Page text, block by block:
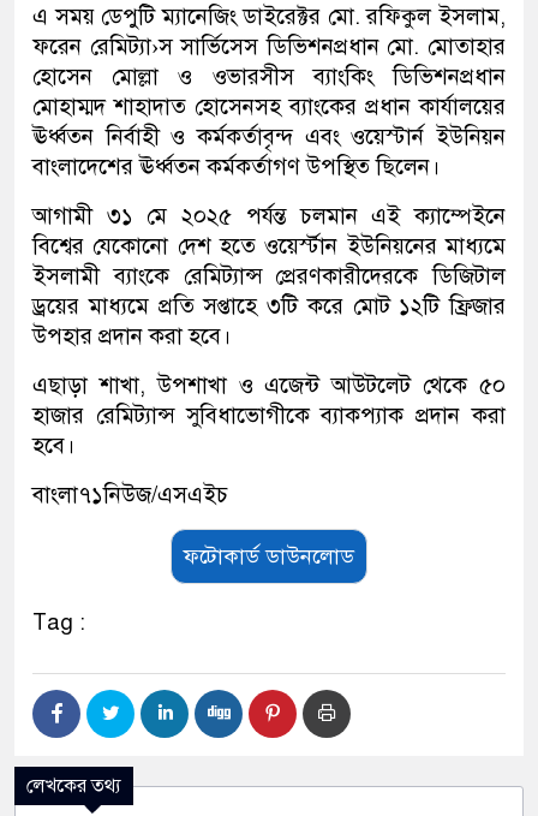
এ সময় ডেপুটি ম্যানেজিং ডাইরেক্টর মো. রফিকুল ইসলাম,
ফরেন রেমিট্যা›স সার্ভিসেস ডিভিশনপ্রধান মো. মোতাহার
হোসেন মোল্লা ও ওভারসীস ব্যাংকিং ডিভিশনপ্রধান
মোহাম্মদ শাহাদাত হোসেনসহ ব্যাংকের প্রধান কার্যালয়ের
ঊর্ধ্বতন নির্বাহী ও কর্মকর্তাবৃন্দ এবং ওয়েস্টার্ন ইউনিয়ন
বাংলাদেশের ঊর্ধ্বতন কর্মকর্তাগণ উপস্থিত ছিলেন।
আগামী ৩১ মে ২০২৫ পর্যন্ত চলমান এই ক্যাম্পেইনে
বিশ্বের যেকোনো দেশ হতে ওয়ের্স্টান ইউনিয়নের মাধ্যমে
ইসলামী ব্যাংকে রেমিট্যান্স প্রেরণকারীদেরকে ডিজিটাল
ড্রয়ের মাধ্যমে প্রতি সপ্তাহে ৩টি করে মোট ১২টি ফ্রিজার
উপহার প্রদান করা হবে।
এছাড়া শাখা, উপশাখা ও এজেন্ট আউটলেট থেকে ৫০
হাজার রেমিট্যান্স সুবিধাভোগীকে ব্যাকপ্যাক প্রদান করা
হবে।
বাংলা৭১নিউজ/এসএইচ
ফটোকার্ড ডাউনলোড
Tag :
লেখকের তথ্য